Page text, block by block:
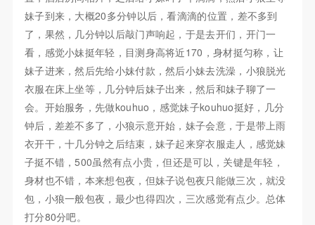
妹子到来，大概20多分钟以后，看滴滴的位置，差不多到
了，果然，几分钟以后敲门声响起，于是去开们，开门一
看，感觉小妹挺年轻，目测身高将近170，身材挺匀称，让
妹子进来，然后先给小妹付款，然后小妹去洗澡，小狼脱光
衣服在床上坐等，几分钟后妹子出来，然后和妹子聊了一
会。开始服务，先做kouhuo，感觉妹子kouhuo挺好，几分
钟后，差差不多了，小狼示意开始，妹子会意，于是带上雨
衣开干，十几分钟之后结束，妹子起来穿衣服走人，感觉妹
子挺不错，500虽然有点小贵，但还是可以，关键是年轻，
身材也不错，本来想包夜，但妹子说包夜只能做三次，就没
包，小狼一般包夜，最少也得四次，三次感觉有点少。总体
打分80分吧。